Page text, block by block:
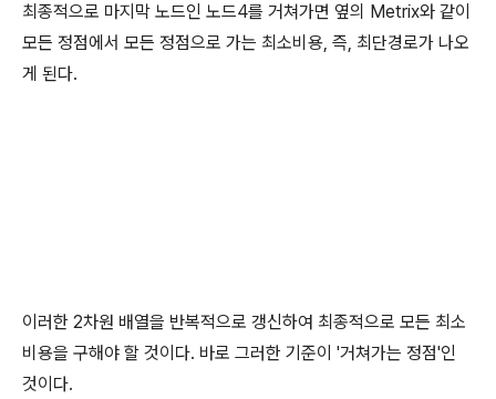
최종적으로 마지막 노드인 노드4를 거쳐가면 옆의 Metrix와 같이
모든 정점에서 모든 정점으로 가는 최소비용, 즉, 최단경로가 나오
게 된다.
이러한 2차원 배열을 반복적으로 갱신하여 최종적으로 모든 최소
비용을 구해야 할 것이다. 바로 그러한 기준이 '거쳐가는 정점'인
것이다.